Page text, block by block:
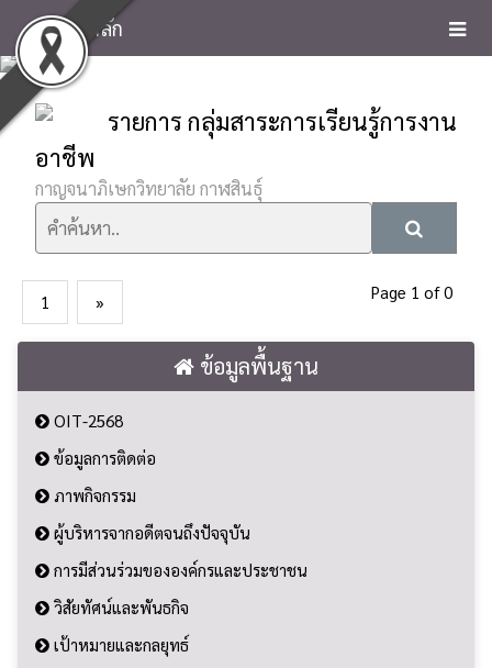
หน้าหลัก
รายการ กลุ่มสาระการเรียนรู้การงาน
อาชีพ
กาญจนาภิเษกวิทยาลัย กาฬสินธุ์
1 » Page 1 of 0
ข้อมูลพื้นฐาน
OIT-2568
ข้อมูลการติดต่อ
ภาพกิจกรรม
ผู้บริหารจากอดีตจนถึงปัจจุบัน
การมีส่วนร่วมขององค์กรและประชาชน
วิสัยทัศน์และพันธกิจ
เป้าหมายและกลยุทธ์